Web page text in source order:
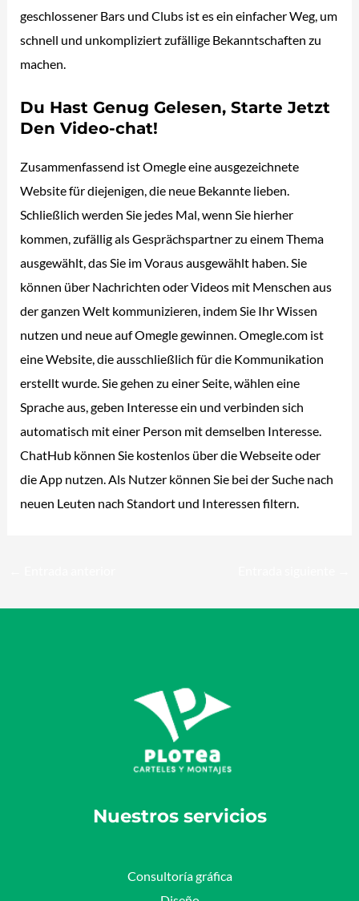
geschlossener Bars und Clubs ist es ein einfacher Weg, um
schnell und unkompliziert zufällige Bekanntschaften zu
machen.
Du Hast Genug Gelesen, Starte Jetzt
Den Video-chat!
Zusammenfassend ist Omegle eine ausgezeichnete
Website für diejenigen, die neue Bekannte lieben.
Schließlich werden Sie jedes Mal, wenn Sie hierher
kommen, zufällig als Gesprächspartner zu einem Thema
ausgewählt, das Sie im Voraus ausgewählt haben. Sie
können über Nachrichten oder Videos mit Menschen aus
der ganzen Welt kommunizieren, indem Sie Ihr Wissen
nutzen und neue auf Omegle gewinnen. Omegle.com ist
eine Website, die ausschließlich für die Kommunikation
erstellt wurde. Sie gehen zu einer Seite, wählen eine
Sprache aus, geben Interesse ein und verbinden sich
automatisch mit einer Person mit demselben Interesse.
ChatHub können Sie kostenlos über die Webseite oder
die App nutzen. Als Nutzer können Sie bei der Suche nach
neuen Leuten nach Standort und Interessen filtern.
Nuestros servicios
Consultoría gráfica